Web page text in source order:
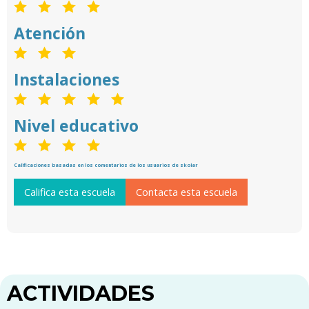
Atención
Instalaciones
Nivel educativo
Calificaciones basadas en los comentarios de los usuarios de skolar
Califica esta escuela Contacta esta escuela
ACTIVIDADES